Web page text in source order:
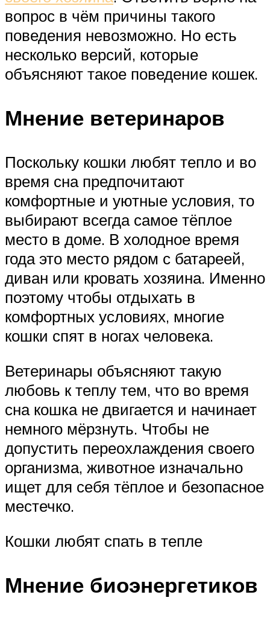
вопрос в чём причины такого
поведения невозможно. Но есть
несколько версий, которые
объясняют такое поведение кошек.
Мнение ветеринаров
Поскольку кошки любят тепло и во
время сна предпочитают
комфортные и уютные условия, то
выбирают всегда самое тёплое
место в доме. В холодное время
года это место рядом с батареей,
диван или кровать хозяина. Именно
поэтому чтобы отдыхать в
комфортных условиях, многие
кошки спят в ногах человека.
Ветеринары объясняют такую
любовь к теплу тем, что во время
сна кошка не двигается и начинает
немного мёрзнуть. Чтобы не
допустить переохлаждения своего
организма, животное изначально
ищет для себя тёплое и безопасное
местечко.
Кошки любят спать в тепле
Мнение биоэнергетиков